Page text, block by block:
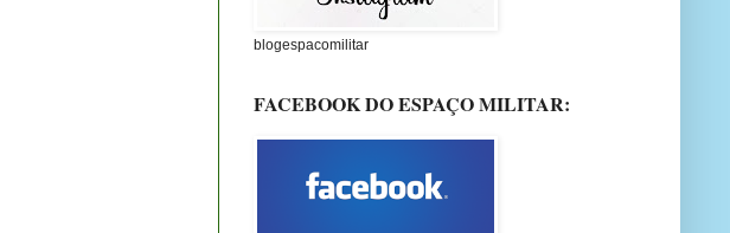
blogespacomilitar
FACEBOOK DO ESPAÇO MILITAR: